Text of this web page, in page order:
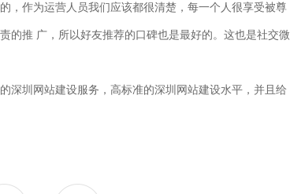
，作为运营人员我们应该都很清楚，每一个人很享受被尊
的推 广，所以好友推荐的口碑也是最好的。这也是社交微
深圳网站建设服务，高标准的深圳网站建设水平，并且给